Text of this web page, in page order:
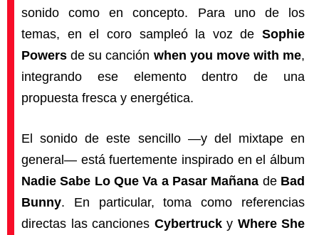
sonido como en concepto. Para uno de los
temas, en el coro sampleó la voz de Sophie
Powers de su canción when you move with me,
integrando ese elemento dentro de una
propuesta fresca y energética.
El sonido de este sencillo —y del mixtape en
general— está fuertemente inspirado en el álbum
Nadie Sabe Lo Que Va a Pasar Mañana de Bad
Bunny. En particular, toma como referencias
directas las canciones Cybertrucky Where She